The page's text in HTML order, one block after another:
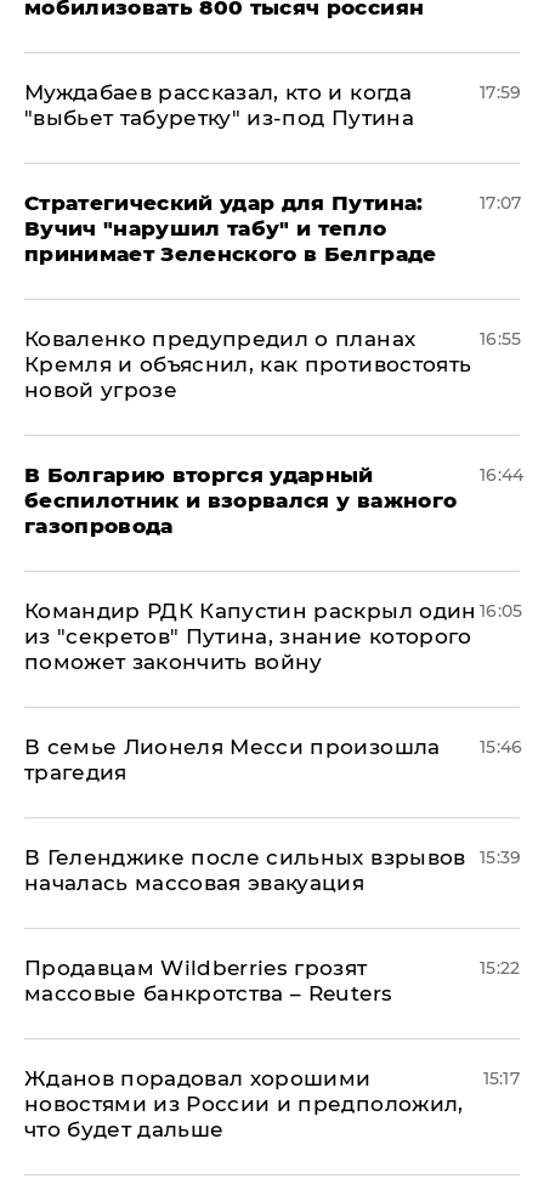
мобилизовать 800 тысяч россиян
Муждабаев рассказал, кто и когда
"выбьет табуретку" из-под Путина
17:59
Стратегический удар для Путина:
Вучич "нарушил табу" и тепло
принимает Зеленского в Белграде
17:07
Коваленко предупредил о планах
Кремля и объяснил, как противостоять
новой угрозе
16:55
В Болгарию вторгся ударный
беспилотник и взорвался у важного
газопровода
16:44
Командир РДК Капустин раскрыл один
из "секретов" Путина, знание которого
поможет закончить войну
16:05
В семье Лионеля Месси произошла
трагедия
15:46
В Геленджике после сильных взрывов
началась массовая эвакуация
15:39
Продавцам Wildberries грозят
массовые банкротства – Reuters
15:22
Жданов порадовал хорошими
новостями из России и предположил,
что будет дальше
15:17